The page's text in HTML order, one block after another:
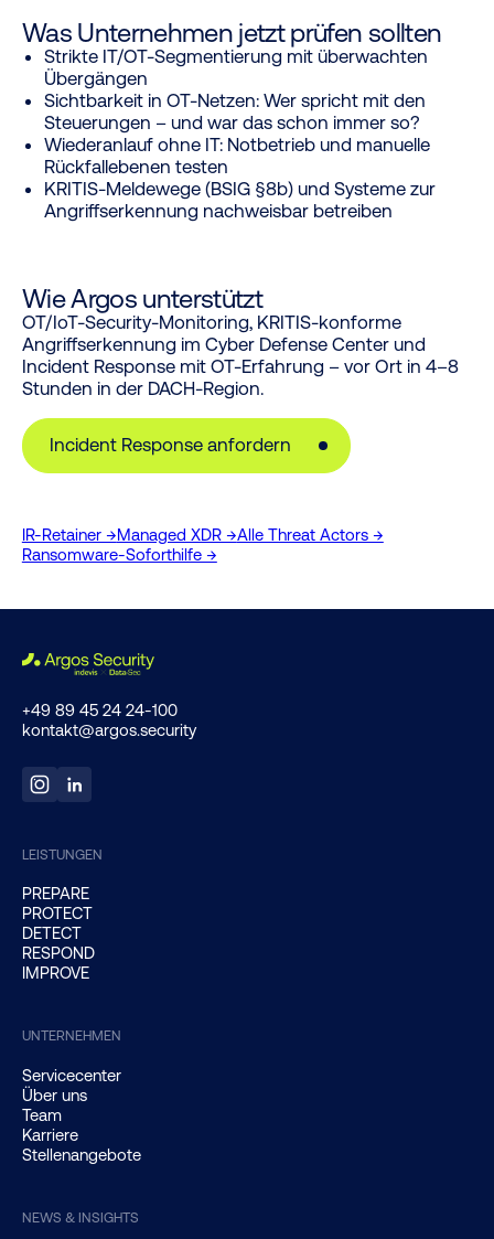
Was Unternehmen jetzt prüfen sollten
Strikte IT/OT-Segmentierung mit überwachten
Übergängen
Sichtbarkeit in OT-Netzen: Wer spricht mit den
Steuerungen – und war das schon immer so?
Wiederanlauf ohne IT: Notbetrieb und manuelle
Rückfallebenen testen
KRITIS-Meldewege (BSIG §8b) und Systeme zur
Angriffserkennung nachweisbar betreiben
Wie Argos unterstützt
OT/IoT-Security-Monitoring, KRITIS-konforme
Angriffserkennung im Cyber Defense Center und
Incident Response mit OT-Erfahrung – vor Ort in 4–8
Stunden in der DACH-Region.
Incident Response anfordern
IR-Retainer →Managed XDR →Alle Threat Actors →
Ransomware-Soforthilfe →
+49 89 45 24 24-100
kontakt@argos.security
LEISTUNGEN
PREPARE
PROTECT
DETECT
RESPOND
IMPROVE
UNTERNEHMEN
Servicecenter
Über uns
Team
Karriere
Stellenangebote
NEWS & INSIGHTS